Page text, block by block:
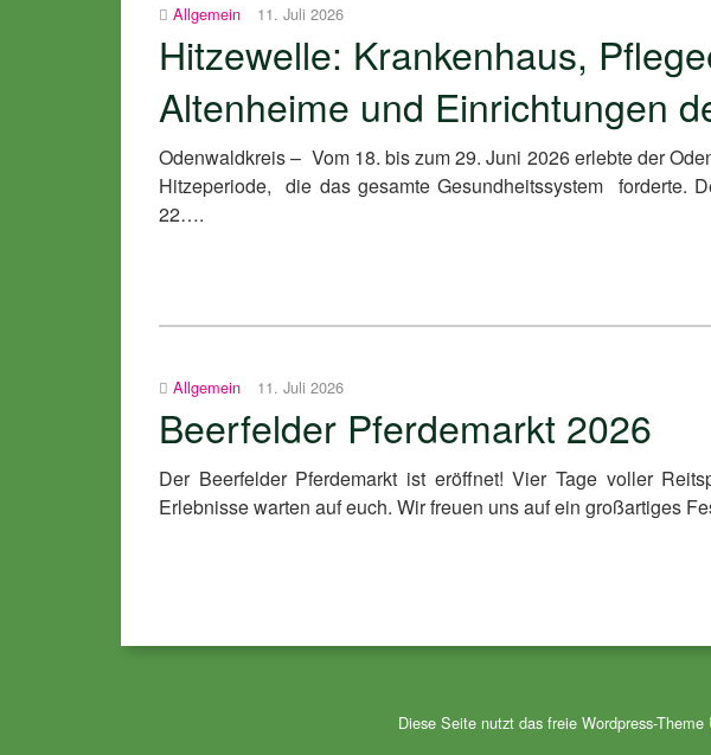
Allgemein 11. Juli 2026
Hitzewelle: Krankenhaus,
Altenheime und Einrichtungen
Odenwaldkreis – Vom 18. bis zum 29. Juni 2026 erlebte der
Hitzeperiode, die das gesamte Gesundheitssystem forderte.
22….
Allgemein 11. Juli 2026
Beerfelder Pferdemarkt 2026
Der Beerfelder Pferdemarkt ist eröffnet! Vier Tage voller
Erlebnisse warten auf euch. Wir freuen uns auf ein großartiges
Diese Seite nutzt das freie Wordpress-Theme